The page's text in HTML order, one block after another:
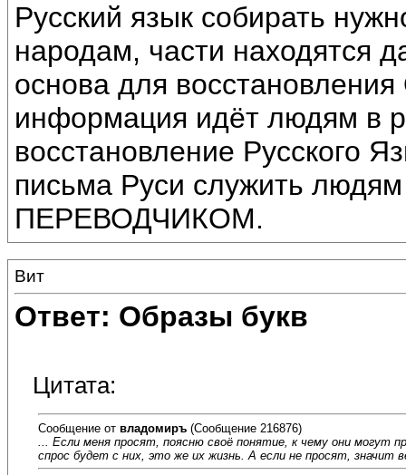
Русский язык собирать
народам, части находятся
основа для
информация идёт людям в
восстановление Русского
письма Руси служить
ПЕРЕВОДЧИКОМ.
Вит
Ответ: Образы букв
Цитата:
Сообщение от владомиръ (Сообщение 216876)
... Если меня просят, поясню своё понятие, к чему они
спрос будет с них, это же их жизнь. А если не просят,